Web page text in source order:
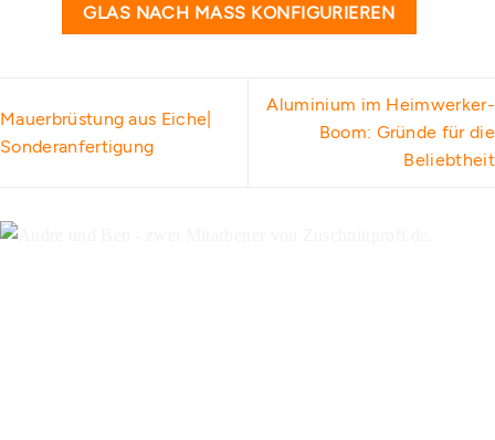
GLAS NACH MASS KONFIGURIEREN
Mauerbrüstung aus Eiche|
Sonderanfertigung
Aluminium im Heimwerker-
Boom: Gründe für die
Beliebtheit